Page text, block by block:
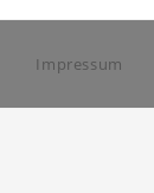
Impressum